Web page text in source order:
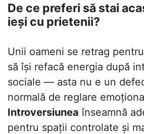
De ce preferi să stai
ieși cu prietenii?
Unii oameni se retrag
să își refacă energia după
sociale — asta nu e un
normală de reglare
Introversiunea înseamnă
pentru spații controlate și